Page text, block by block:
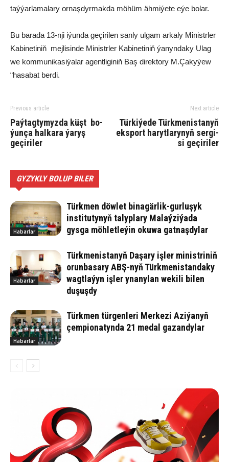
taý­ýar­la­ma­la­ry or­naş­dyr­mak­da mö­hüm äh­mi­ýe­te eýe bo­lar.
Bu barada 13-nji iýunda geçirilen san­ly ul­gam ar­ka­ly Mi­nistr­ler
Ka­bi­ne­ti­niň mej­li­si­nde Mi­nistr­ler Ka­bi­ne­ti­niň ýa­nyn­da­ky Ulag
we kom­mu­ni­ka­si­ýa­lar agent­li­gi­niň Baş di­rek­to­ry M.Ça­ky­ýew
“ha­sa­bat ber­di.
Previous article
Paýtagtymyzda küşt bo­
ýun­ça hal­ka­ra ýa­ry­ş
geçiriler
Next article
Tür­ki­ýede Türk­me­nis­ta­nyň
eks­port ha­ryt­la­ry­nyň ser­gi­
si­ ge­çir­iler
GYZYKLY BOLUP BILER
Habarlar
Türkmen döwlet binagärlik-gurluşyk
institutynyň talyplary Malaýziýada
gysga möhletleýin okuwa gatnaşdylar
Habarlar
Türkmenistanyň Daşary işler ministriniň
orunbasary ABŞ-nyň Türkmenistandaky
wagtlaýyn işler ynanylan wekili bilen
duşuşdy
Habarlar
Türkmen türgenleri Merkezi Aziýanyň
çempionatynda 21 medal gazandylar